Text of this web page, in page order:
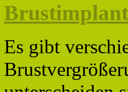
Es gibt